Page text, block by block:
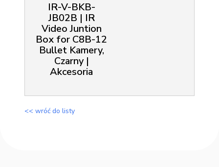
IR-V-BKB-
JB02B | IR
Video Juntion
Box for C8B-12
Bullet Kamery,
Czarny |
Akcesoria
<< wróć do listy